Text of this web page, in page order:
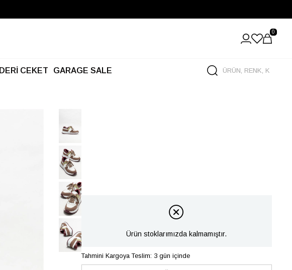
0
DERİ CEKET GARAGE SALE
Ürün stoklarımızda kalmamıştır.
Tahmini Kargoya Teslim: 3 gün içinde